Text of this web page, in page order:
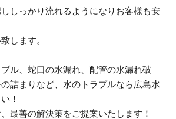
しっかり流れるようになりお客様も安
します。
ル、蛇口の水漏れ、配管の水漏れ破
詰まりなど、水のトラブルなら広島水
！
最善の解決策をご提案いたします！